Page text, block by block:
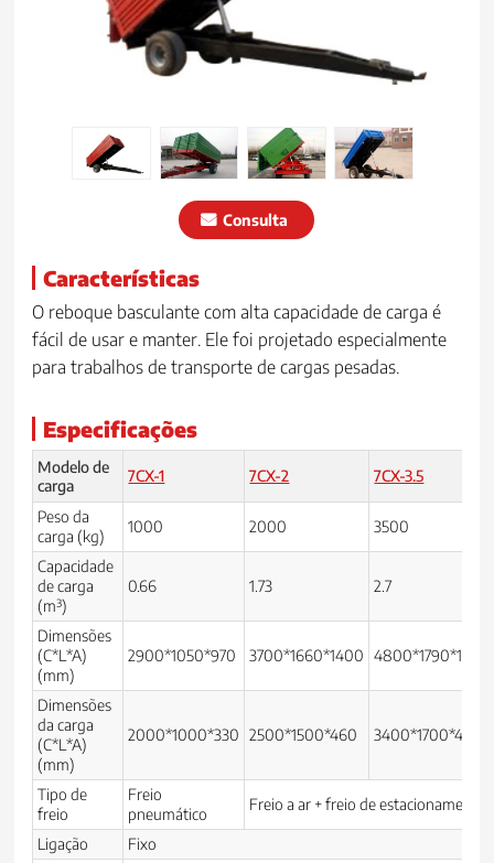
Consulta
Características
O reboque basculante com alta capacidade de carga é
fácil de usar e manter. Ele foi projetado especialmente
para trabalhos de transporte de cargas pesadas.
Especificações
Modelo de
carga
7CX-1 7CX-2 7CX-3.5
Peso da
carga (kg)
1000 2000 3500
Capacidade
de carga
(m³)
0.66 1.73 2.7
Dimensões
(C*L*A)
(mm)
2900*1050*970 3700*1660*1400 4800*1790*1810
Dimensões
da carga
(C*L*A)
(mm)
2000*1000*330 2500*1500*460 3400*1700*460
Tipo de
freio
Freio
pneumático
Freio a ar + freio de estacionamento
Ligação
Fixo